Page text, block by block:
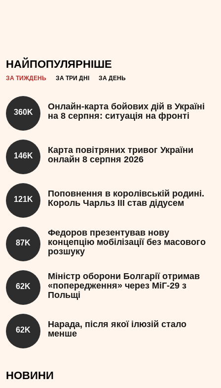
НАЙПОПУЛЯРНІШЕ
ЗА ТИЖДЕНЬ ЗА ТРИ ДНІ ЗА ДЕНЬ
360K
Онлайн-карта бойових дій в Україні
на 8 серпня: ситуація на фронті
146K
Карта повітряних тривог України
онлайн 8 серпня 2026
121K
Поповнення в королівській родині.
Король Чарльз III став дідусем
87K
Федоров презентував нову
концепцію мобілізації без масового
розшуку
62K
Міністр оборони Болгарії отримав
«попередження» через МіГ-29 з
Польщі
62K
Нарада, після якої ілюзій стало
менше
НОВИНИ